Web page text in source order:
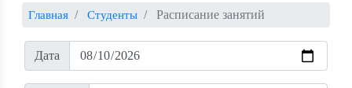
Главная Студенты Расписание занятий
Дата